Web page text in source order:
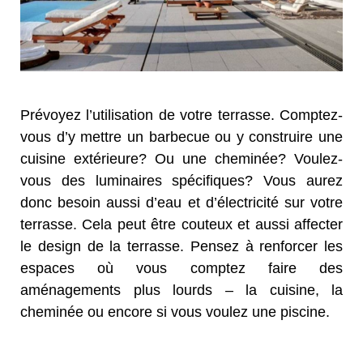
Prévoyez l’utilisation de votre terrasse. Comptez-
vous d’y mettre un barbecue ou y construire une
cuisine extérieure? Ou une cheminée? Voulez-
vous des luminaires spécifiques? Vous aurez
donc besoin aussi d’eau et d’électricité sur votre
terrasse. Cela peut être couteux et aussi affecter
le design de la terrasse. Pensez à renforcer les
espaces où vous comptez faire des
aménagements plus lourds – la cuisine, la
cheminée ou encore si vous voulez une piscine.